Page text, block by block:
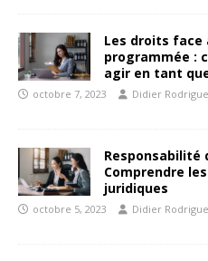
Les droits face
programmée :
agir en tant
octobre 7, 2023 Didier
Responsabilité
Comprendre
juridiques
octobre 5, 2023 Didier